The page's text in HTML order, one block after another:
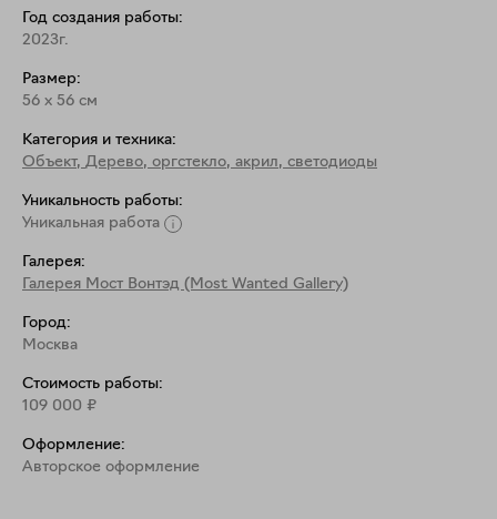
Год создания работы:
2023г.
Размер:
56 x 56 см
Категория и техника:
Объект, Дерево, оргстекло, акрил, светодиоды
Уникальность работы:
Уникальная работа
Галерея:
Галерея Мост Вонтэд (Most Wanted Gallery)
Город:
Москва
Стоимость работы:
109 000 ₽
Оформление:
Aвторское оформление